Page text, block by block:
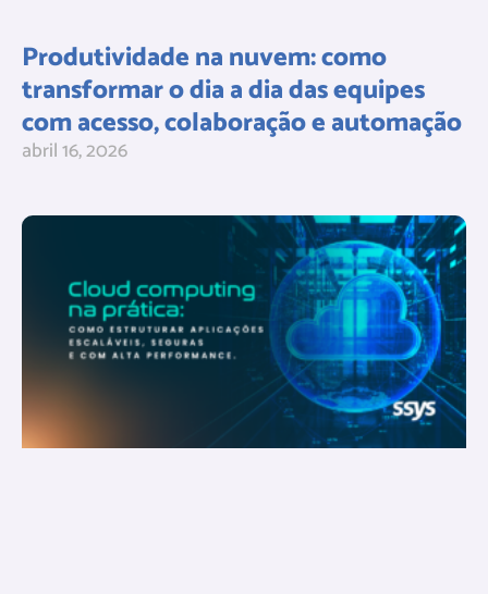
Produtividade na nuvem: como
transformar o dia a dia das equipes
com acesso, colaboração e automação
abril 16, 2026